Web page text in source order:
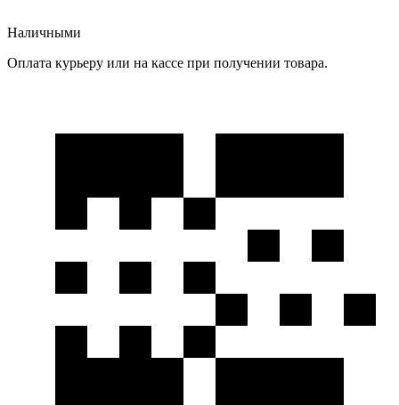
Наличными
Оплата курьеру или на кассе при получении товара.